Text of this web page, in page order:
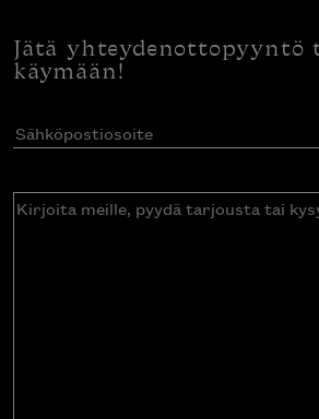
Jätä yhteydenottopyyntö
käymään!
Sähköpostiosoite(Pakollinen)
Kirjoita